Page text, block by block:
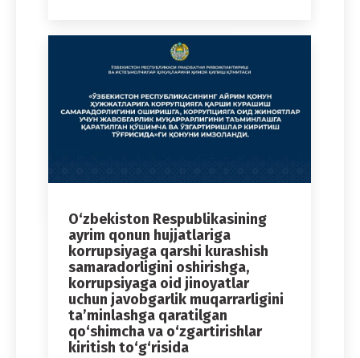
O‘zbekiston Respublikasining
ayrim qonun hujjatlariga
korrupsiyaga qarshi kurashish
samaradorligini oshirishga,
korrupsiyaga oid jinoyatlar
uchun javobgarlik muqarrarligini
ta’minlashga qaratilgan
qo‘shimcha va o‘zgartirishlar
kiritish to‘g‘risida